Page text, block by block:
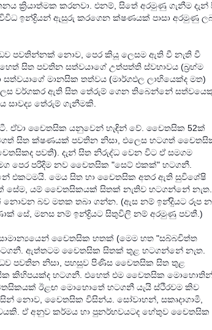
ක්‍රියාත්මක කරනවා. එනම්, සිතේ අරමුණු ගැනීම දැන්
ඉන්ද්‍රියන් ඇසුරු කරගෙන ක්ෂණයක් පාසා අරමුණු
පවතින්නක් නොව, පෙර කියූ ලෙසම ඇති වී නැති වී
සිත පවතින සත්වයාගේ උත්පත්ති ස්වභාවය (බ්‍රහ්ම
මානසික තත්වය (මාර්ගඵල ලාභියෙක්ද මත)
වර්ගකර ඇති සිත තේරුම් ගෙන තිබෙන්නේ
තේරුම් ගැනීමකි.
ඒවා චෛතසික යනුවෙන් හැඳින් වේ. චෛතසික 52ක්
සිත ක්ෂණයක් පවතින නිසා, එලෙස හටගත්
පවතී). දැන් සිත නිරුද්ධ වෙන විට ඒ සමගම
පෙර පරිදිම නව චෛතසික "සෙට් එකක්" හටගනී.
එකටමයි. මෙය සිත හා චෛතසික අතර ඇති සුවිශේෂි
යම් චෛතසිකයක් සිතක් නැතිව හටගන්නේ නැත.
බව මතක තබා ගන්න. (ඇස නම් ඉන්දුියට රූප
සේ, මනස නම් ඉන්ද්‍රියට සිතුවිලි නම් අරමුණු පවතී.)
චෛතසික හතක් (මෙම හත "සබ්බචිත්ත
ඇත්තටම ‍චෛතසික සිතක් තුළ හටගන්නේ නැත.
පවතින නිසා, පහසුව පිණිස චෛතසික සිත තුළ
කිහිපයක්ද හටගනී. එහෙත් එම චෛතසික
ඊළඟ මොහොතේ හටගනී යැයි ස්ථිරවම කිව
නොව, චෛතසික විසින්ය. සෝවාහන්, සකෘදාගාමි,
ඒ අනුව කර්මය හා පුනර්භවයටද හේතුව චෛතසික